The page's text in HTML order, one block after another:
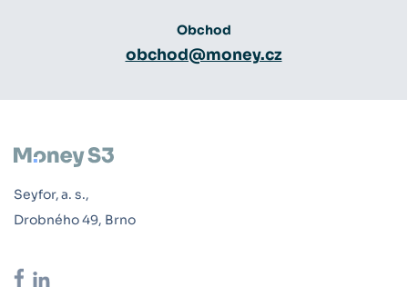
Obchod
obchod@money.cz
Seyfor, a. s.,
Drobného 49, Brno